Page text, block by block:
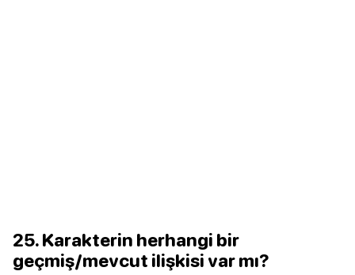
25. Karakterin herhangi bir
geçmiş/mevcut ilişkisi var mı?